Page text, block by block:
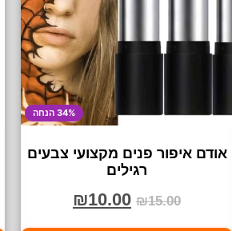
34% הנחה
אודם איפור פנים מקצועי צבעים
רגילים
₪15.00
₪10.00